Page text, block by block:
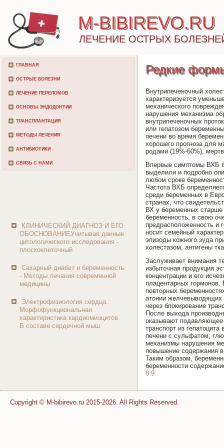
M-BIBIREVO.RU
ЛЕЧЕНИЕ ОСТРЫХ
ГЛАВНАЯ
ОСТРЫЕ БОЛЕЗНИ
ЛЕЧЕНИЕ ПЕРЕЛОМОВ
ОСНОВЫ ЭНДОДОНТИИ
ТРАНСПЛАНТАЦИЯ
МЕТОДЫ ЛЕЧЕНИЯ
АНТИБИОТИКИ
СВЯЗЬ С НАМИ
КЛИНИЧЕСКИЙ ДИАГНОЗ И ЕГО
ОБОСНОВАНИЕУчитывая данные
цитологического исследования -
плоскоклеточный
Сахарный диабет и беременность
- Методы лечения современной
медицины
Электрофизиология сердца.
Морфофункциональная
характеристика кардиомиоцитов.
В составе сердечной мыш
Редкие
Внутрипеченочный
характеризуется
механического
нарушения механизма
внутрипеченочных
или гепатозом
печени во время
хорошего прогноза для
родами (19%-60%),
Впервые симптомы ВХБ
выделили и подробно
любом сроке
Частота ВХБ
среди беременных в
странах, что
ВХ у беременных
беременность, в свою
предрасположенность и
носит семейный
эпизоды кожного зуда
холестазом, антигены
Заслуживает внимания
избыточная продукция
концентрации и его
плацентарных
повторных
атонии желчевыводящих
через блокирование
После выхода
оказывают подавляющее
транспорт из
печени с сульфатом,
механизмы нарушения
повышение содержания
Таким образом,
беременности
8 9
Copyright © M-bibirevo.ru 2015-2026. All Rights Reserved.